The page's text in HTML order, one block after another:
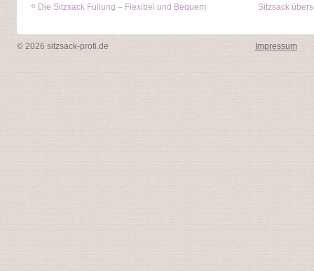
« Die Sitzsack Füllung – Flexibel und Bequem Sitzsack
Impressum
© 2026 sitzsack-profi.de